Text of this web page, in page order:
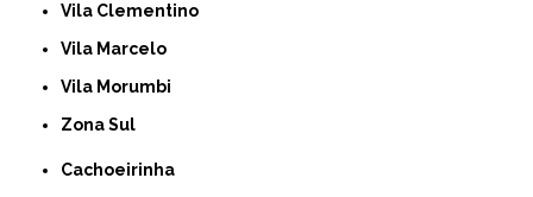
Vila Clementino
Vila Marcelo
Vila Morumbi
Zona Sul
Cachoeirinha